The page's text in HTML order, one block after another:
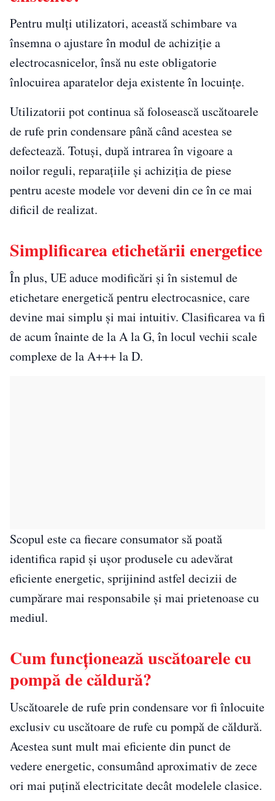
Pentru mulți utilizatori, această schimbare va
însemna o ajustare în modul de achiziție a
electrocasnicelor, însă nu este obligatorie
înlocuirea aparatelor deja existente în locuințe.
Utilizatorii pot continua să folosească uscătoarele
de rufe prin condensare până când acestea se
defectează. Totuși, după intrarea în vigoare a
noilor reguli, reparațiile și achiziția de piese
pentru aceste modele vor deveni din ce în ce mai
dificil de realizat.
Simplificarea etichetării energetice
În plus, UE aduce modificări și în sistemul de
etichetare energetică pentru electrocasnice, care
devine mai simplu și mai intuitiv. Clasificarea va fi
de acum înainte de la A la G, în locul vechii scale
complexe de la A+++ la D.
Scopul este ca fiecare consumator să poată
identifica rapid și ușor produsele cu adevărat
eficiente energetic, sprijinind astfel decizii de
cumpărare mai responsabile și mai prietenoase cu
mediul.
Cum funcționează uscătoarele cu
pompă de căldură?
Uscătoarele de rufe prin condensare vor fi înlocuite
exclusiv cu uscătoare de rufe cu pompă de căldură.
Acestea sunt mult mai eficiente din punct de
vedere energetic, consumând aproximativ de zece
ori mai puțină electricitate decât modelele clasice.